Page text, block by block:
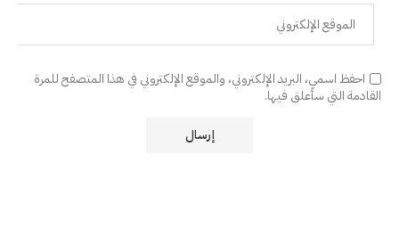
احفظ اسمي، البريد الإلكتروني، والموقع الإلكتروني في هذا المتصفح للمرة
القادمة التي سأعلق فيها.